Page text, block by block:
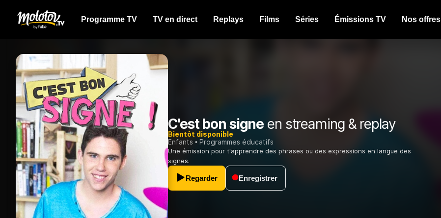
Programme TV TV en direct Replays Films Séries Émissions TV Nos offres
C'est bon signe en streaming & replay
Bientôt disponible
Enfants
Programmes éducatifs
Une émission pour t'apprendre des phrases ou des expressions en langue des
signes.
Regarder Enregistrer